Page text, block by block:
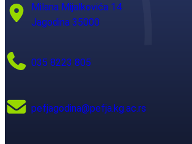
Milana Mijalkovića 14
Jagodina 35000
035 8223 805
pefjagodina@pefja.kg.ac.rs